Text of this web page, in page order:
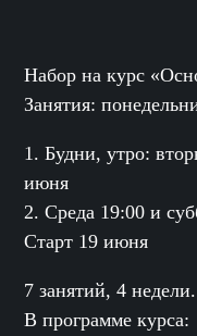
Набор на курс
Занятия:
1. Будни, утро:
июня
2. Среда 19:00 и
Старт 19 июня
7 занятий, 4 недели.
В программе курса: